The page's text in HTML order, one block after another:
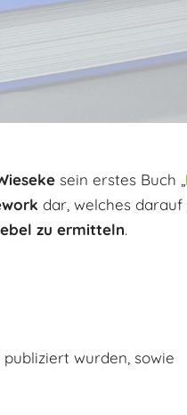
sein erstes Buch „
dar, welches
zu ermitteln.
publiziert wurden, sowie